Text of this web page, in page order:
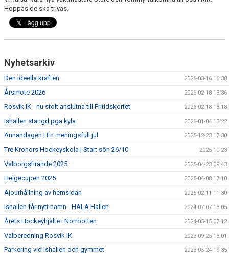
| MEDLEMSKAP
| SPONSOR
Hoppas de ska trivas.
Nyhetsarkiv
Den ideella kraften 2026-03-16 16:38
Årsmöte 2026 2026-02-18 13:36
Rosvik IK - nu stolt anslutna till Fritidskortet 2026-02-18 13:18
Ishallen stängd pga kyla 2026-01-04 13:22
Annandagen | En meningsfull jul 2025-12-23 17:30
Tre Kronors Hockeyskola | Start sön 26/10 2025-10-23
Valborgsfirande 2025 2025-04-23 09:43
Helgecupen 2025 2025-04-08 17:10
Ajourhållning av hemsidan 2025-02-11 11:30
Ishallen får nytt namn - HALA Hallen 2024-07-07 13:05
Årets Hockeyhjälte i Norrbotten 2024-05-15 07:12
Valberedning Rosvik IK 2023-09-25 13:01
Parkering vid ishallen och gymmet 2023-05-24 19:35